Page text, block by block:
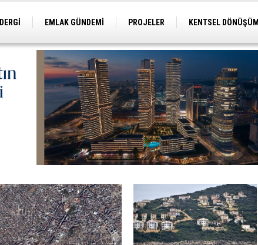
EMLAK GÜNDEMİ PROJELER KENTSEL DÖNÜŞÜM